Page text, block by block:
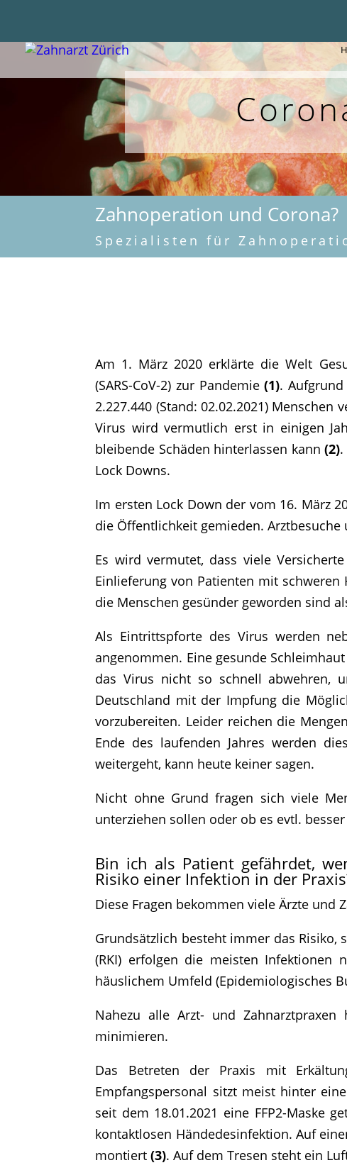
Zahnoperation und Corona?
Spezialisten für
Am 1. März 2020 erklärte die Welt
(SARS-CoV-2) zur Pandemie(1).
2.227.440 (Stand: 02.02.2021)
Virus wird vermutlich erst in einigen
bleibende Schäden hinterlassen kann (2).
Lock Downs.
Im ersten Lock Down der vom 16. März
die Öffentlichkeit gemieden.
Es wird vermutet, dass viele
Einlieferung von Patienten mit
die Menschen gesünder geworden sind
Als Eintrittspforte des Virus werden
angenommen. Eine gesunde
das Virus nicht so schnell abwehren,
Deutschland mit der Impfung die
vorzubereiten. Leider reichen die
Ende des laufenden Jahres werden
weitergeht, kann heute keiner sagen.
Nicht ohne Grund fragen sich viele
unterziehen sollen oder ob es evtl.
Bin ich als Patient gefährdet,
Risiko einer Infektion in der
Diese Fragen bekommen viele Ärzte und
Grundsätzlich besteht immer das Risiko,
(RKI) erfolgen die meisten Infektionen
häuslichem Umfeld (Epidemiologisches
Nahezu alle Arzt- und
minimieren.
Das Betreten der Praxis mit
Empfangspersonal sitzt meist hinter
seit dem 18.01.2021 eine FFP2-Maske
kontaktlosen Händedesinfektion. Auf
montiert(3). Auf dem Tresen steht ein